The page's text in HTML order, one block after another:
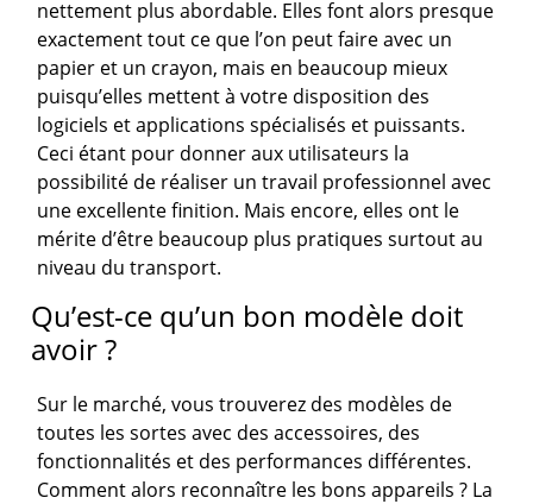
nettement plus abordable. Elles font alors presque
exactement tout ce que l’on peut faire avec un
papier et un crayon, mais en beaucoup mieux
puisqu’elles mettent à votre disposition des
logiciels et applications spécialisés et puissants.
Ceci étant pour donner aux utilisateurs la
possibilité de réaliser un travail professionnel avec
une excellente finition. Mais encore, elles ont le
mérite d’être beaucoup plus pratiques surtout au
niveau du transport.
Qu’est-ce qu’un bon modèle doit
avoir ?
Sur le marché, vous trouverez des modèles de
toutes les sortes avec des accessoires, des
fonctionnalités et des performances différentes.
Comment alors reconnaître les bons appareils ? La